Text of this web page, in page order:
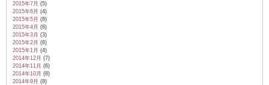
2015年7月 (5)
2015年6月 (4)
2015年5月 (8)
2015年4月 (8)
2015年3月 (3)
2015年2月 (8)
2015年1月 (4)
2014年12月 (7)
2014年11月 (6)
2014年10月 (8)
2014年9月 (8)